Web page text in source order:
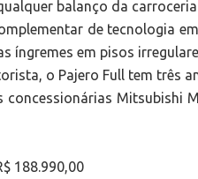
balanço da
de tecnologia
íngremes em pisos
o Pajero Full tem três
concessionárias Mitsubishi
188.990,00